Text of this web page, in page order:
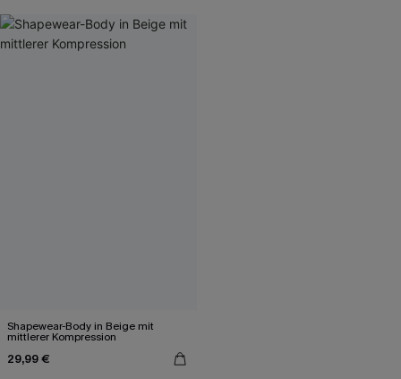
Shapewear-Body in Beige mit
mittlerer Kompression
29,99 €